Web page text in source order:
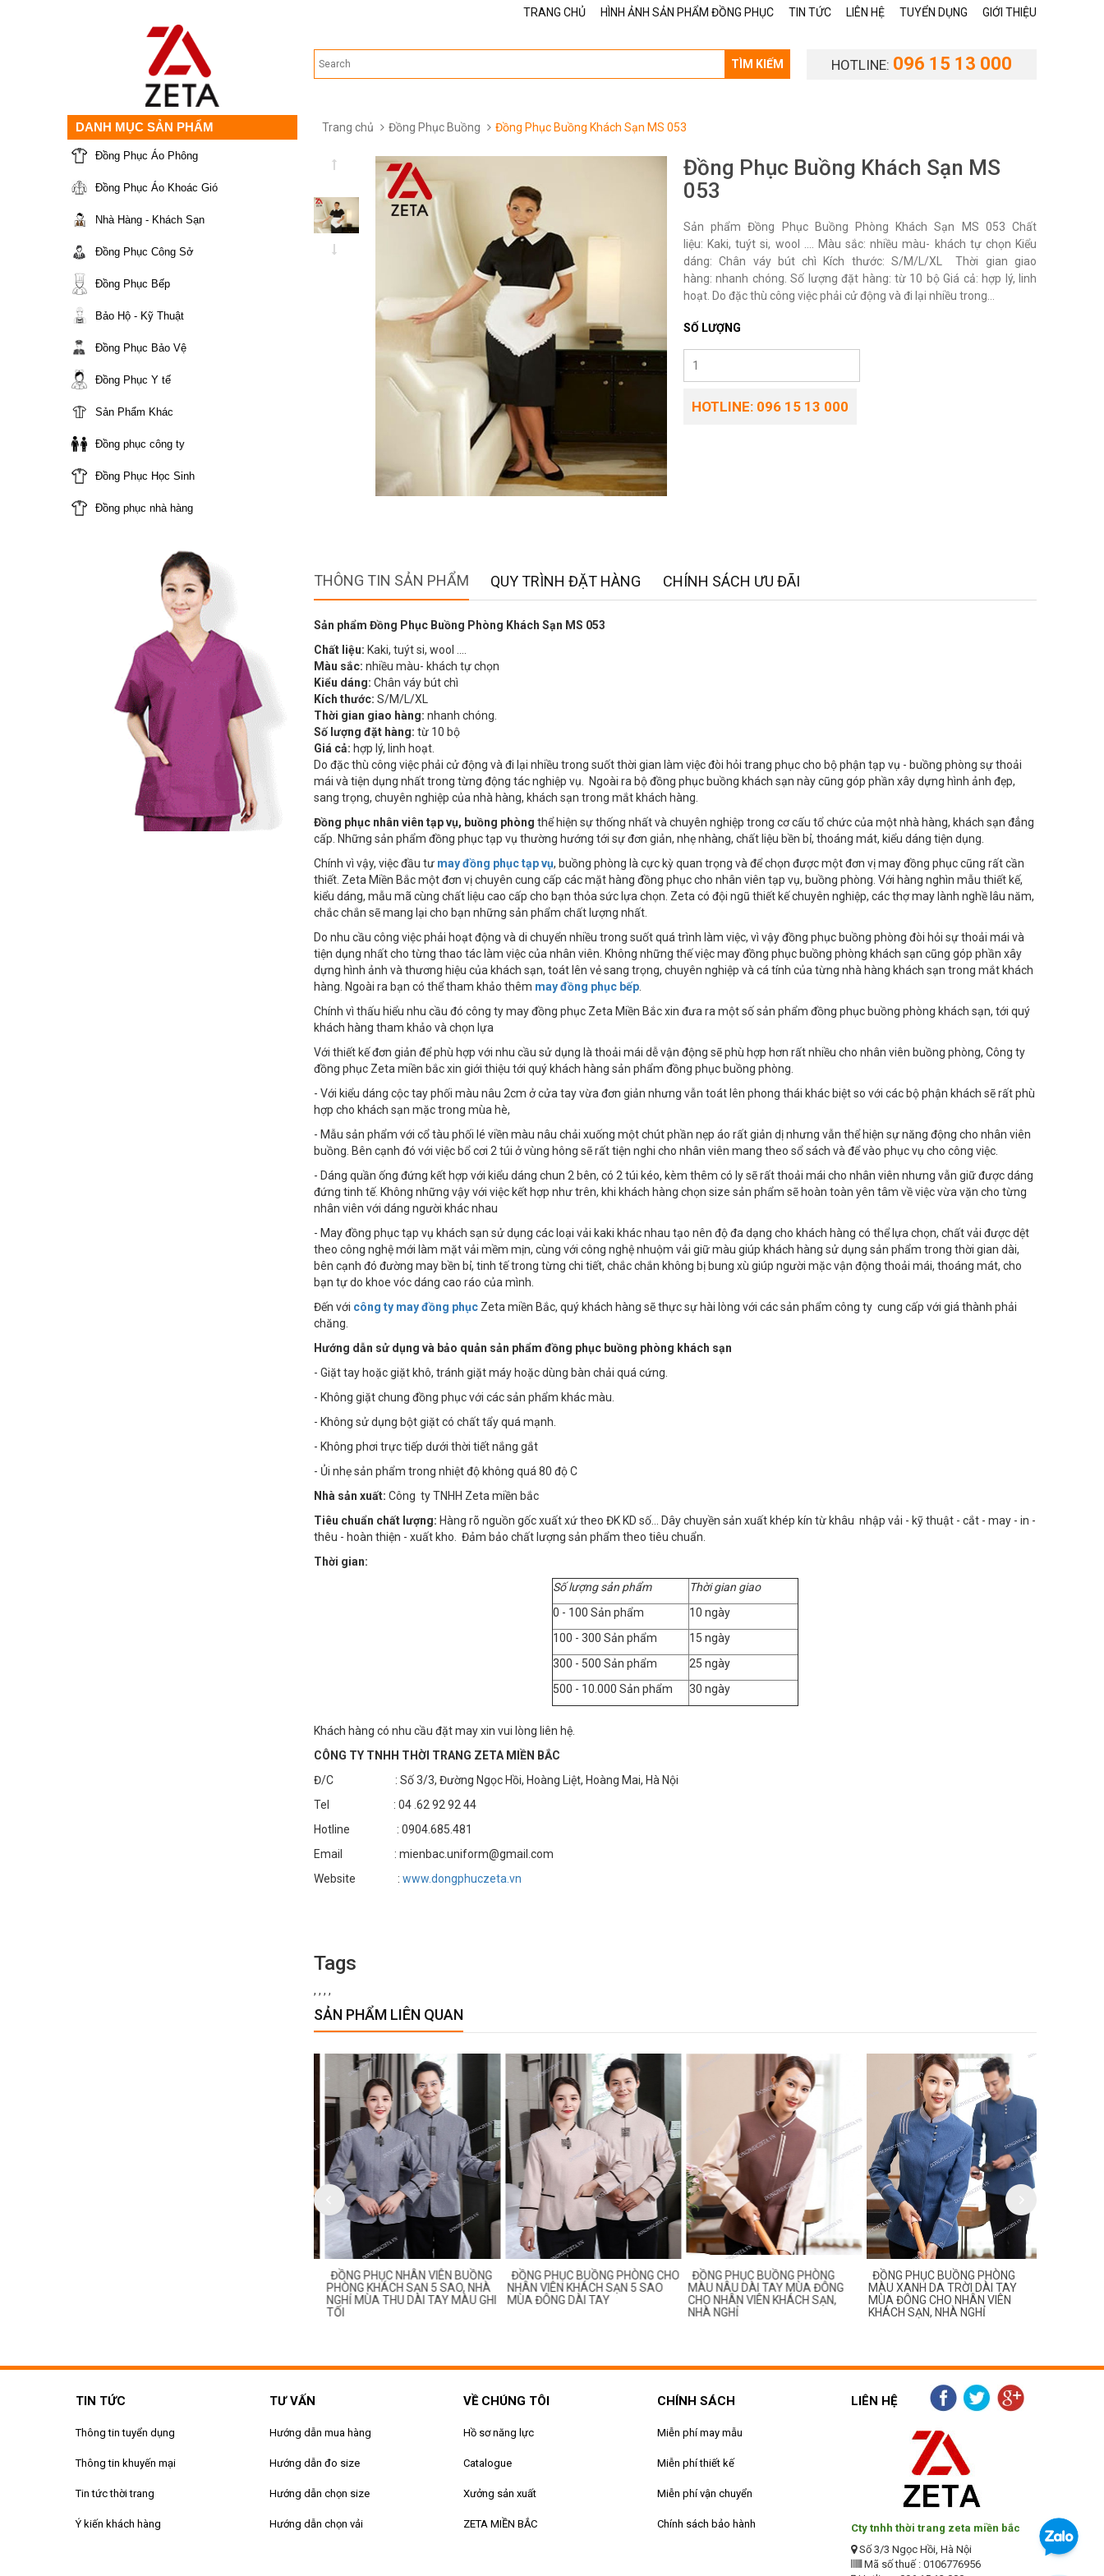
TRANG CHỦ HÌNH ẢNH SẢN PHẨM ĐỒNG PHỤC TIN TỨC LIÊN HỆ TUYỂN DỤNG GIỚI THIỆU
HOTLINE: 096 15 13 000
TÌM KIẾM
DANH MỤC SẢN PHẨM
Đồng Phục Áo Phông
Đồng Phục Áo Khoác Gió
Nhà Hàng - Khách Sạn
Đồng Phục Công Sở
Đồng Phục Bếp
Bảo Hộ - Kỹ Thuật
Đồng Phục Bảo Vệ
Đồng Phục Y tế
Sản Phẩm Khác
Đồng phục công ty
Đồng Phục Học Sinh
Đồng phục nhà hàng
Trang chủ Đồng Phục Buồng Đồng Phục Buồng Khách Sạn MS 053
Đồng Phục Buồng Khách Sạn MS
053
Sản phẩm Đồng Phục Buồng Phòng Khách Sạn MS 053 Chất
liệu: Kaki, tuýt si, wool …. Màu sắc: nhiều màu- khách tự chọn Kiểu
dáng: Chân váy bút chì Kích thước: S/M/L/XL Thời gian giao
hàng: nhanh chóng. Số lượng đặt hàng: từ 10 bộ Giá cả: hợp lý, linh
hoạt. Do đặc thù công việc phải cử động và đi lại nhiều trong...
SỐ LƯỢNG
HOTLINE: 096 15 13 000
THÔNG TIN SẢN PHẨM QUY TRÌNH ĐẶT HÀNG CHÍNH SÁCH ƯU ĐÃI
Sản phẩm Đồng Phục Buồng Phòng Khách Sạn MS 053
Chất liệu: Kaki, tuýt si, wool ….
Màu sắc: nhiều màu- khách tự chọn
Kiểu dáng: Chân váy bút chì
Kích thước: S/M/L/XL
Thời gian giao hàng: nhanh chóng.
Số lượng đặt hàng: từ 10 bộ
Giá cả: hợp lý, linh hoạt.
Do đặc thù công việc phải cử động và đi lại nhiều trong suốt thời gian làm việc đòi hỏi trang phục cho bộ phận tạp vụ - buồng phòng sự thoải
mái và tiện dụng nhất trong từng động tác nghiệp vụ. Ngoài ra bộ đồng phục buồng khách sạn này cũng góp phần xây dựng hình ảnh đẹp,
sang trọng, chuyên nghiệp của nhà hàng, khách sạn trong mắt khách hàng.
Đồng phục nhân viên tạp vụ, buồng phòng thể hiện sự thống nhất và chuyên nghiệp trong cơ cấu tổ chức của một nhà hàng, khách sạn đẳng
cấp. Những sản phẩm đồng phục tạp vụ thường hướng tới sự đơn giản, nhẹ nhàng, chất liệu bền bỉ, thoáng mát, kiểu dáng tiện dụng.
Chính vì vậy, việc đầu tư may đồng phục tạp vụ, buồng phòng là cực kỳ quan trọng và để chọn được một đơn vị may đồng phục cũng rất cần
thiết. Zeta Miền Bắc một đơn vị chuyên cung cấp các mặt hàng đồng phục cho nhân viên tạp vụ, buồng phòng. Với hàng nghìn mẫu thiết kế,
kiểu dáng, mẫu mã cùng chất liệu cao cấp cho bạn thỏa sức lựa chọn. Zeta có đội ngũ thiết kế chuyên nghiệp, các thợ may lành nghề lâu năm,
chắc chắn sẽ mang lại cho bạn những sản phẩm chất lượng nhất.
Do nhu cầu công việc phải hoạt động và di chuyển nhiều trong suốt quá trình làm việc, vì vậy đồng phục buồng phòng đòi hỏi sự thoải mái và
tiện dụng nhất cho từng thao tác làm việc của nhân viên. Không những thế việc may đồng phục buồng phòng khách sạn cũng góp phần xây
dựng hình ảnh và thương hiệu của khách sạn, toát lên vẻ sang trọng, chuyên nghiệp và cá tính của từng nhà hàng khách sạn trong mắt khách
hàng. Ngoài ra bạn có thể tham khảo thêm may đồng phục bếp
Chính vì thấu hiểu nhu cầu đó công ty may đồng phục Zeta Miền Bắc xin đưa ra một số sản phẩm đồng phục buồng phòng khách sạn, tới quý
khách hàng tham khảo và chọn lựa
Với thiết kế đơn giản để phù hợp với nhu cầu sử dụng là thoải mái dễ vận động sẽ phù hợp hơn rất nhiều cho nhân viên buồng phòng, Công ty
đồng phục Zeta miền bắc xin giới thiệu tới quý khách hàng sản phẩm đồng phục buồng phòng.
- Với kiểu dáng cộc tay phối màu nâu 2cm ở cửa tay vừa đơn giản nhưng vẫn toát lên phong thái khác biệt so với các bộ phận khách sẽ rất phù
hợp cho khách sạn mặc trong mùa hè,
- Mẫu sản phẩm với cổ tàu phối lé viền màu nâu chải xuống một chút phần nẹp áo rất giản dị nhưng vẫn thể hiện sự năng động cho nhân viên
buồng. Bên cạnh đó với việc bổ cơi 2 túi ở vùng hông sẽ rất tiện nghi cho nhân viên mang theo sổ sách và để vào phục vụ cho công việc.
- Dáng quần ống đứng kết hợp với kiểu dáng chun 2 bên, có 2 túi kéo, kèm thêm có ly sẽ rất thoải mái cho nhân viên nhưng vẫn giữ được dáng
đứng tinh tế. Không những vậy với việc kết hợp như trên, khi khách hàng chọn size sản phẩm sẽ hoàn toàn yên tâm về việc vừa vặn cho từng
nhân viên với dáng người khác nhau
- May đồng phục tạp vụ khách sạn sử dụng các loại vải kaki khác nhau tạo nên độ đa dạng cho khách hàng có thể lựa chọn, chất vải được dệt
theo công nghệ mới làm mặt vải mềm mịn, cùng với công nghệ nhuộm vải giữ màu giúp khách hàng sử dụng sản phẩm trong thời gian dài,
bên cạnh đó đường may bền bỉ, tinh tế trong từng chi tiết, chắc chắn không bị bung xù giúp người mặc vận động thoải mái, thoáng mát, cho
bạn tự do khoe vóc dáng cao ráo của mình.
Đến với công ty may đồng phục Zeta miền Bắc, quý khách hàng sẽ thực sự hài lòng với các sản phẩm công ty cung cấp với giá thành phải
chăng.
Hướng dẫn sử dụng và bảo quản sản phẩm đồng phục buồng phòng khách sạn
- Giặt tay hoặc giặt khô, tránh giặt máy hoặc dùng bàn chải quá cứng.
- Không giặt chung đồng phục với các sản phẩm khác màu.
- Không sử dụng bột giặt có chất tẩy quá mạnh.
- Không phơi trực tiếp dưới thời tiết nắng gắt
- Ủi nhẹ sản phẩm trong nhiệt độ không quá 80 độ C
Nhà sản xuất: Công ty TNHH Zeta miền bắc
Tiêu chuẩn chất lượng: Hàng rõ nguồn gốc xuất xứ theo ĐK KD số… Dây chuyền sản xuất khép kín từ khâu nhập vải - kỹ thuật - cắt - may - in -
thêu - hoàn thiện - xuất kho. Đảm bảo chất lượng sản phẩm theo tiêu chuẩn.
Thời gian:
Số lượng sản phẩm
Thời gian giao
0 - 100 Sản phẩm
10 ngày
100 - 300 Sản phẩm
15 ngày
300 - 500 Sản phẩm
25 ngày
500 - 10.000 Sản phẩm
30 ngày
Khách hàng có nhu cầu đặt may xin vui lòng liên hệ.
CÔNG TY TNHH THỜI TRANG ZETA MIỀN BẮC
Đ/C : Số 3/3, Đường Ngọc Hồi, Hoàng Liệt, Hoàng Mai, Hà Nội
Tel : 04 .62 92 92 44
Hotline : 0904.685.481
Email : mienbac.uniform@gmail.com
Website : www.dongphuczeta.vn
Tags
, , , ,
SẢN PHẨM LIÊN QUAN
ĐỒNG PHỤC NHÂN VIÊN BUỒNG
PHÒNG KHÁCH SẠN 5 SAO, NHÀ
NGHỈ MÙA THU DÀI TAY MÀU GHI
TỐI
ĐỒNG PHỤC BUỒNG PHÒNG CHO
NHÂN VIÊN KHÁCH SẠN 5 SAO
MÙA ĐÔNG DÀI TAY
ĐỒNG PHỤC BUỒNG PHÒNG
MÀU NÂU DÀI TAY MÙA ĐÔNG
CHO NHÂN VIÊN KHÁCH SẠN,
NHÀ NGHỈ
ĐỒNG PHỤC BUỒNG PHÒNG
MÀU XANH DA TRỜI DÀI TAY
MÙA ĐÔNG CHO NHÂN VIÊN
KHÁCH SẠN, NHÀ NGHỈ
TIN TỨC
Thông tin tuyển dụng
Thông tin khuyến mại
Tin tức thời trang
Ý kiến khách hàng
TƯ VẤN
Hướng dẫn mua hàng
Hướng dẫn đo size
Hướng dẫn chọn size
Hướng dẫn chọn vải
VỀ CHÚNG TÔI
Hồ sơ năng lực
Catalogue
Xưởng sản xuất
ZETA MIỀN BẮC
CHÍNH SÁCH
Miễn phí may mẫu
Miễn phí thiết kế
Miễn phí vận chuyển
Chính sách bảo hành
LIÊN HỆ
Cty tnhh thời trang zeta miền bắc
Số 3/3 Ngọc Hồi, Hà Nội
Mã số thuế : 0106776956